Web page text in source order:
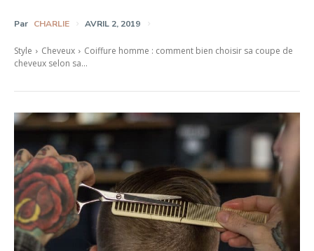
Par CHARLIE AVRIL 2, 2019
Style Cheveux
Coiffure homme : comment bien choisir sa coupe de
cheveux selon sa...